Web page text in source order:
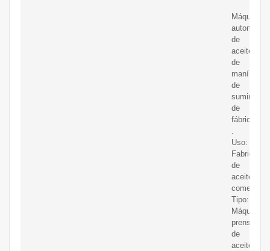
Máquina
automática
de
aceite
de
maní
de
suministro
de
fábrica
Uso:
de
aceite
Tipo:
Máquina
prensadora
de
aceite